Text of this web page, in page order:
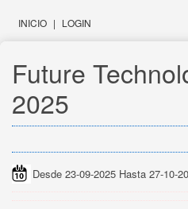
INICIO | LOGIN
Future
2025
Desde 23-09-2025 Hasta 27-10-